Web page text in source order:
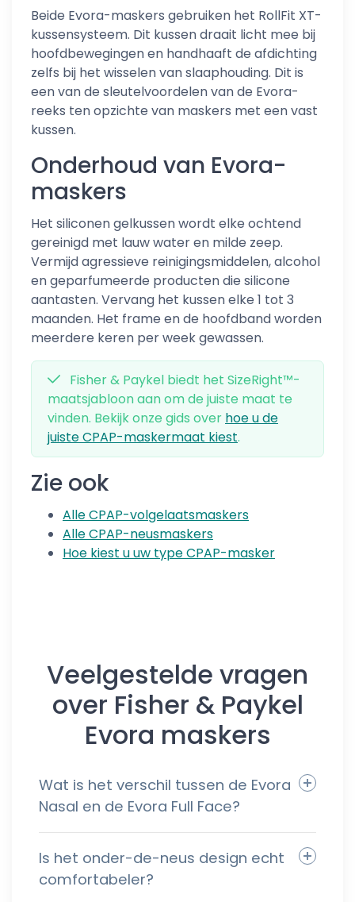
Beide Evora-maskers gebruiken het RollFit XT-
kussensysteem. Dit kussen draait licht mee bij
hoofdbewegingen en handhaaft de afdichting
zelfs bij het wisselen van slaaphouding. Dit is
een van de sleutelvoordelen van de Evora-
reeks ten opzichte van maskers met een vast
kussen.
Onderhoud van Evora-
maskers
Het siliconen gelkussen wordt elke ochtend
gereinigd met lauw water en milde zeep.
Vermijd agressieve reinigingsmiddelen, alcohol
en geparfumeerde producten die silicone
aantasten. Vervang het kussen elke 1 tot 3
maanden. Het frame en de hoofdband worden
meerdere keren per week gewassen.
Fisher & Paykel biedt het SizeRight™-
maatsjabloon aan om de juiste maat te
vinden. Bekijk onze gids over hoe u de
juiste CPAP-maskermaat kiest.
Zie ook
Alle CPAP-volgelaatsmaskers
Alle CPAP-neusmaskers
Hoe kiest u uw type CPAP-masker
Veelgestelde vragen
over Fisher & Paykel
Evora maskers
Wat is het verschil tussen de Evora
Nasal en de Evora Full Face?
Is het onder-de-neus design echt
comfortabeler?